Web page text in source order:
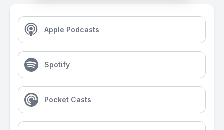
Apple Podcasts
Spotify
Pocket Casts